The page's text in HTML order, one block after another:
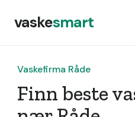
vaskesmart
Vaskefirma Råde
Finn beste